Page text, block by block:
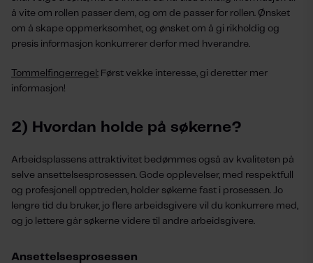
å vite om rollen passer dem, og om de passer for rollen. Ønsket
om å skape oppmerksomhet, og ønsket om å gi rikholdig og
presis informasjon konkurrerer derfor med hverandre.
Tommelfingerregel: Først vekke interesse, gi deretter mer
informasjon!
2) Hvordan holde på søkerne?
Arbeidsplassens attraktivitet bedømmes også av kvaliteten på
selve ansettelsesprosessen. Gode opplevelser, med respektfull
og profesjonell opptreden, holder søkerne fast i prosessen. Jo
lengre tid du bruker, jo flere arbeidsgivere vil du konkurrere med,
og jo lettere går søkerne videre til andre arbeidsgivere.
Ansettelsesprosessen